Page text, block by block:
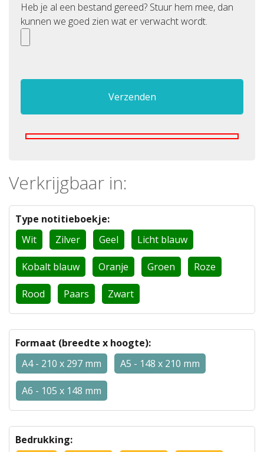
Heb je al een bestand gereed? Stuur hem mee, dan
kunnen we goed zien wat er verwacht wordt.
Verkrijgbaar in:
Type notitieboekje:
Wit
Zilver Geel Licht blauw
Kobalt blauw Oranje Groen Roze
Rood Paars Zwart
Formaat (breedte x hoogte):
A4 - 210 x 297 mm
A5 - 148 x 210 mm
A6 - 105 x 148 mm
Bedrukking: